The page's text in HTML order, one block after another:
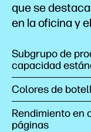
que se
en la oficina y
Subgrupo de
capacidad
Colores de
Rendimiento en
páginas